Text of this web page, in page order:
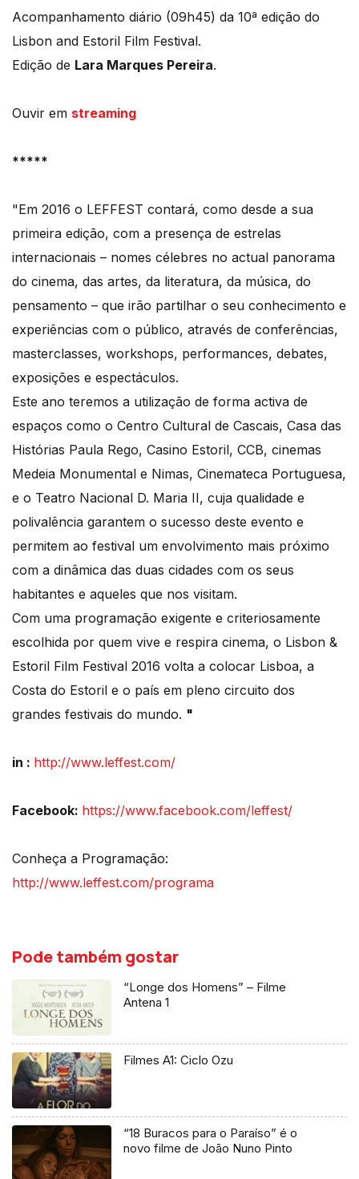
Acompanhamento diário (09h45) da 10ª edição do
Lisbon and Estoril Film Festival.
Edição de Lara Marques Pereira.
Ouvir em streaming
*****
"Em 2016 o LEFFEST contará, como desde a sua
primeira edição, com a presença de estrelas
internacionais – nomes célebres no actual panorama
do cinema, das artes, da literatura, da música, do
pensamento – que irão partilhar o seu conhecimento e
experiências com o público, através de conferências,
masterclasses, workshops, performances, debates,
exposições e espectáculos.
Este ano teremos a utilização de forma activa de
espaços como o Centro Cultural de Cascais, Casa das
Histórias Paula Rego, Casino Estoril, CCB, cinemas
Medeia Monumental e Nimas, Cinemateca Portuguesa,
e o Teatro Nacional D. Maria II, cuja qualidade e
polivalência garantem o sucesso deste evento e
permitem ao festival um envolvimento mais próximo
com a dinâmica das duas cidades com os seus
habitantes e aqueles que nos visitam.
Com uma programação exigente e criteriosamente
escolhida por quem vive e respira cinema, o Lisbon &
Estoril Film Festival 2016 volta a colocar Lisboa, a
Costa do Estoril e o país em pleno circuito dos
grandes festivais do mundo. "
in : http://www.leffest.com/
Facebook: https://www.facebook.com/leffest/
Conheça a Programação:
http://www.leffest.com/programa
Pode também gostar
“Longe dos Homens” – Filme
Antena 1
Filmes A1: Ciclo Ozu
“18 Buracos para o Paraíso” é o
novo filme de João Nuno Pinto